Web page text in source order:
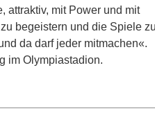
attraktiv, mit Power und mit
begeistern und die Spiele
da darf jeder mitmachen«.
im Olympiastadion.